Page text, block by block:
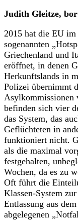
Judith Gleitze,
2015 hat die EU im
sogenannten
Griechenland und
eröffnet, in denen
Herkunftslands in
Polizei übernimmt
Asylkommissionen
befinden sich vier
das System, das
Geflüchteten in
funktioniert nicht.
als die maximal
festgehalten,
Wochen, da es zu
Oft führt die
Klassen-System
Entlassung aus
abgelegenen